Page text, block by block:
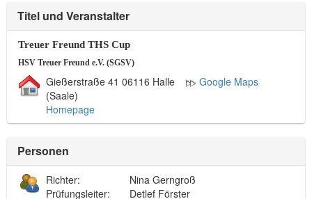
Titel und Veranstalter
Treuer Freund THS Cup
HSV Treuer Freund e.V. (SGSV)
Gießerstraße 41 06116 Halle
(Saale)
Homepage
Google Maps
Personen
Richter:
Prüfungsleiter:
Nina Gerngroß
Detlef Förster